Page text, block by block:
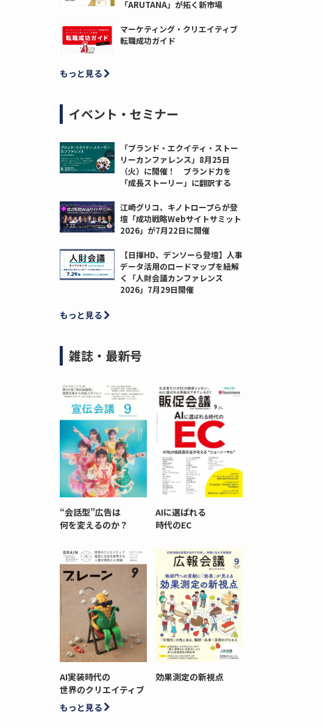
「ARUTANA」が拓く新市場
マーケティング・クリエイティブ
転職成功ガイド
もっと見る
イベント・セミナー
「ブランド・エクイティ・ストー
リーカンファレンス」8月25日
（火）に開催！ ブランド力を
「成長ストーリー」に翻訳する
江崎グリコ、キノトロープらが登
壇「成功戦略Webサイトサミット
2026」が7月22日に開催
【日揮HD、デンソーら登壇】人事
データ活用のロードマップを紐解
く「人財会議カンファレンス
2026」7月29日開催
もっと見る
雑誌・最新号
“会話型”広告は
何を変えるのか？
AIに選ばれる
時代のEC
AI実装時代の
世界のクリエイティブ
効果測定の新視点
もっと見る